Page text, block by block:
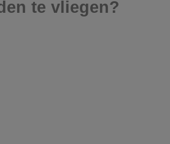
te vliegen?